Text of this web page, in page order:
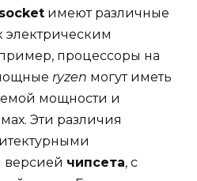
socket имеют различные
электрическим
процессоры на
ryzen могут иметь
мощности и
Эти различия
версией чипсета, с